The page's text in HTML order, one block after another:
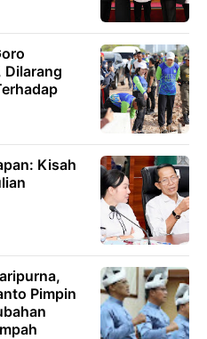
Dilarang
Kisah
Pimpin